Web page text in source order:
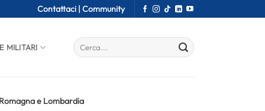
Contattaci | Community
MILITARI
e Lombardia